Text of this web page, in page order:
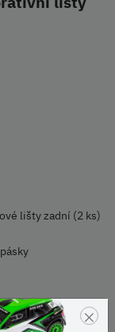
lišty zadní (2 ks)
×